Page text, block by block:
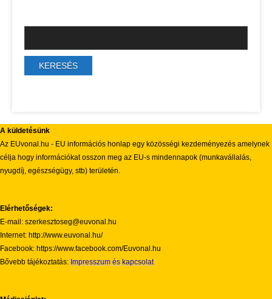
A küldetésünk
Az EUvonal.hu - EU információs honlap egy közösségi kezdeményezés amelynek
célja hogy információkat osszon meg az EU-s mindennapok (munkavállalás,
nyugdíj, egészségügy, stb) területén.
Elérhetőségek:
E-mail: szerkesztoseg@euvonal.hu
Internet: http://www.euvonal.hu/
Facebook: https://www.facebook.com/Euvonal.hu
Bővebb tájékoztatás: Impresszum és kapcsolat